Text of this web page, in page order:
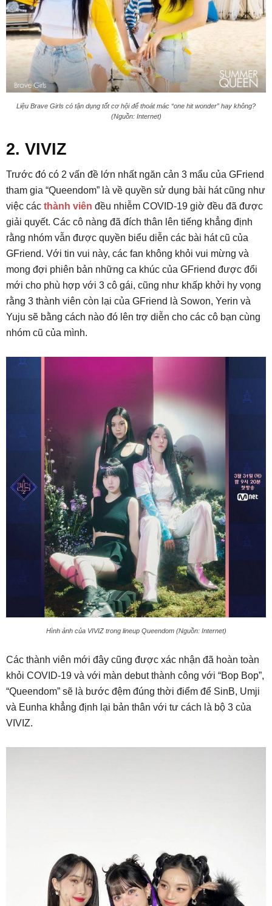
Liệu Brave Girls có tận dụng tốt cơ hội để thoát mác “one hit wonder” hay không?
(Nguồn: Internet)
2. VIVIZ
Trước đó có 2 vấn đề lớn nhất ngăn cản 3 mẩu của GFriend
tham gia “Queendom” là về quyền sử dụng bài hát cũng như
việc các thành viên đều nhiễm COVID-19 giờ đều đã được
giải quyết. Các cô nàng đã đích thân lên tiếng khẳng định
rằng nhóm vẫn được quyền biểu diễn các bài hát cũ của
GFriend. Với tin vui này, các fan không khỏi vui mừng và
mong đợi phiên bản những ca khúc của GFriend được đổi
mới cho phù hợp với 3 cô gái, cũng như khấp khởi hy vọng
rằng 3 thành viên còn lại của GFriend là Sowon, Yerin và
Yuju sẽ bằng cách nào đó lên trợ diễn cho các cô bạn cùng
nhóm cũ của mình.
Hình ảnh của VIVIZ trong lineup Queendom (Nguồn: Internet)
Các thành viên mới đây cũng được xác nhận đã hoàn toàn
khỏi COVID-19 và với màn debut thành công với “Bop Bop”,
“Queendom” sẽ là bước đệm đúng thời điểm để SinB, Umji
và Eunha khẳng định lại bản thân với tư cách là bộ 3 của
VIVIZ.